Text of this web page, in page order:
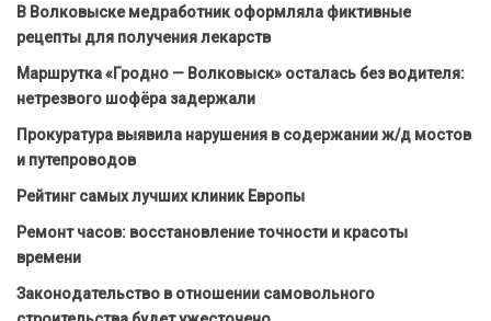
В Волковыске медработник оформляла фиктивные
рецепты для получения лекарств
Маршрутка «Гродно — Волковыск» осталась без водителя:
нетрезвого шофёра задержали
Прокуратура выявила нарушения в содержании ж/д мостов
и путепроводов
Рейтинг самых лучших клиник Европы
Ремонт часов: восстановление точности и красоты
времени
Законодательство в отношении самовольного